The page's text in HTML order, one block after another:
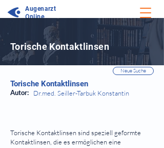
Augenarzt
Online
⠀
Torische Kontaktlinsen
⠀
Neue Suche
Torische Kontaktlinsen
Autor:
Dr.med. Seiller-Tarbuk Konstantin
Torische Kontaktlinsen sind speziell geformte
Kontaktlinsen, die es ermöglichen eine